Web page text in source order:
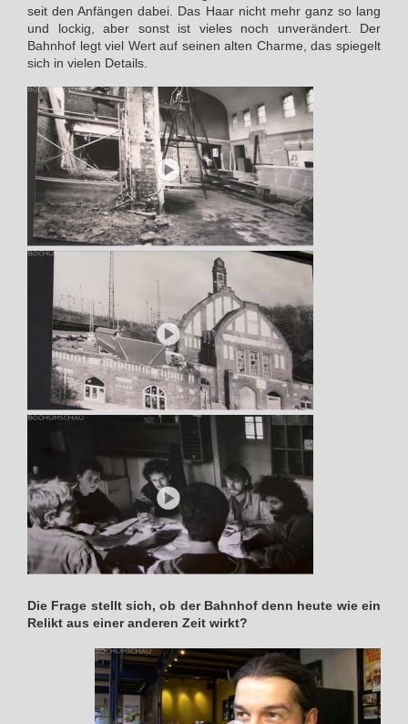
seit den Anfängen dabei. Das Haar nicht mehr ganz so lang
und lockig, aber sonst ist vieles noch unverändert. Der
Bahnhof legt viel Wert auf seinen alten Charme, das spiegelt
sich in vielen Details.
Die Frage stellt sich, ob der Bahnhof denn heute wie ein
Relikt aus einer anderen Zeit wirkt?